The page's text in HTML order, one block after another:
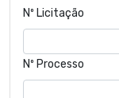
Nº Licitação
Nº Processo